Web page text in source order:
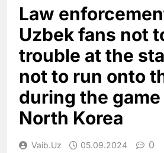
Law
Uzbek fans not
trouble at the
not to run onto
during the
North Korea
Vaib.uz 05.09.2024 0